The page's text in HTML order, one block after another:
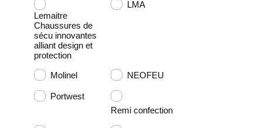
Lemaitre
Chaussures de
sécu innovantes
alliant design et
protection
LMA
Molinel NEOFEU
Portwest
Remi confection